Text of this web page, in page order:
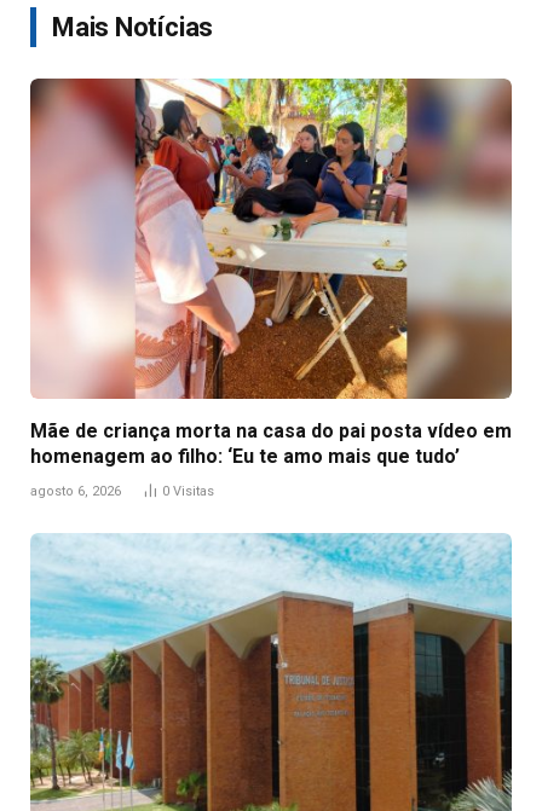
Mais Notícias
Mãe de criança morta na casa do pai posta vídeo em
homenagem ao filho: ‘Eu te amo mais que tudo’
agosto 6, 2026 0 Visitas